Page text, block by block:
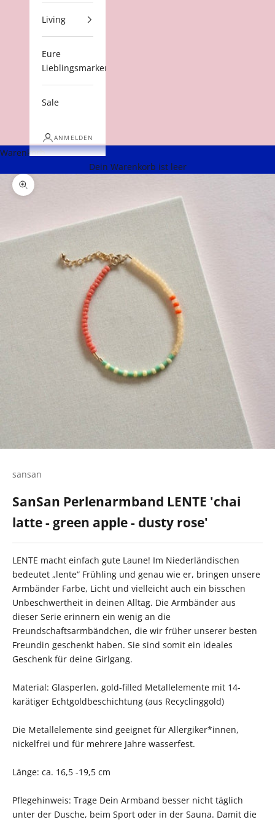
Living
Eure
Lieblingsmarken
Sale
ANMELDEN
Warenkorb
Dein Warenkorb ist leer
Bild vergrößern
sansan
SanSan Perlenarmband LENTE 'chai
latte - green apple - dusty rose'
LENTE macht einfach gute Laune! Im Niederländischen
bedeutet „lente“ Frühling und genau wie er, bringen unsere
Armbänder Farbe, Licht und vielleicht auch ein bisschen
Unbeschwertheit in deinen Alltag. Die Armbänder aus
dieser Serie erinnern ein wenig an die
Freundschaftsarmbändchen, die wir früher unserer besten
Freundin geschenkt haben. Sie sind somit ein ideales
Geschenk für deine Girlgang.
Material: Glasperlen, gold-filled Metallelemente mit 14-
karätiger Echtgoldbeschichtung (aus Recyclinggold)
Die Metallelemente sind geeignet für Allergiker*innen,
nickelfrei und für mehrere Jahre wasserfest.
Länge: ca. 16,5 -19,5 cm
Pflegehinweis: Trage Dein Armband besser nicht täglich
unter der Dusche, beim Sport oder in der Sauna. Damit die